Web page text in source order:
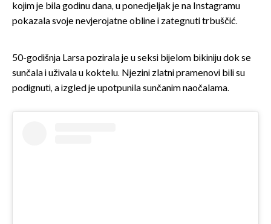
kojim je bila godinu dana, u ponedjeljak je na Instagramu
pokazala svoje nevjerojatne obline i zategnuti trbuščić.
50-godišnja Larsa pozirala je u seksi bijelom bikiniju dok se
sunčala i uživala u koktelu. Njezini zlatni pramenovi bili su
podignuti, a izgled je upotpunila sunčanim naočalama.